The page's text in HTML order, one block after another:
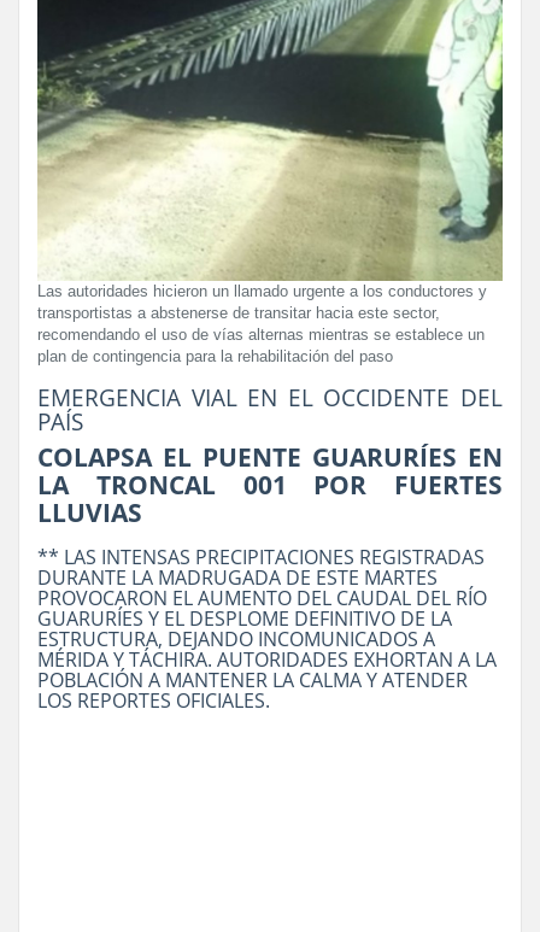
Las autoridades hicieron un llamado urgente a los conductores y
transportistas a abstenerse de transitar hacia este sector,
recomendando el uso de vías alternas mientras se establece un
plan de contingencia para la rehabilitación del paso
EMERGENCIA VIAL EN EL OCCIDENTE DEL
PAÍS
COLAPSA EL PUENTE GUARURÍES EN
LA TRONCAL 001 POR FUERTES
LLUVIAS
** LAS INTENSAS PRECIPITACIONES REGISTRADAS
DURANTE LA MADRUGADA DE ESTE MARTES
PROVOCARON EL AUMENTO DEL CAUDAL DEL RÍO
GUARURÍES Y EL DESPLOME DEFINITIVO DE LA
ESTRUCTURA, DEJANDO INCOMUNICADOS A
MÉRIDA Y TÁCHIRA. AUTORIDADES EXHORTAN A LA
POBLACIÓN A MANTENER LA CALMA Y ATENDER
LOS REPORTES OFICIALES.